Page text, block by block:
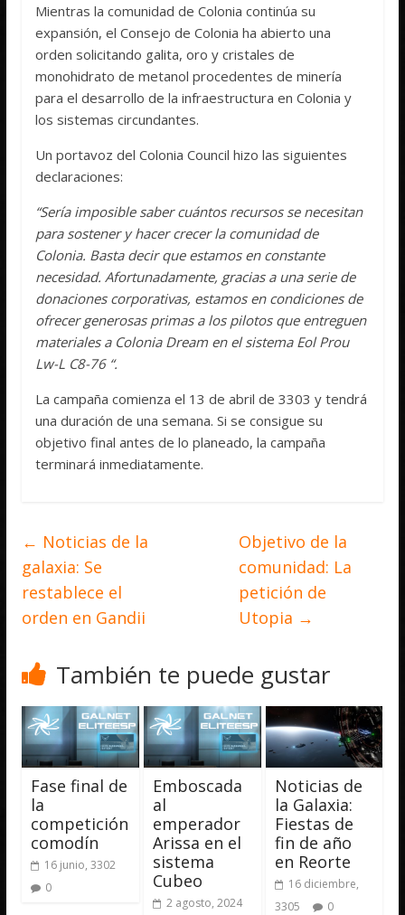
Mientras la comunidad de Colonia continúa su
expansión, el Consejo de Colonia ha abierto una
orden solicitando galita, oro y cristales de
monohidrato de metanol procedentes de minería
para el desarrollo de la infraestructura en Colonia y
los sistemas circundantes.
Un portavoz del Colonia Council hizo las siguientes
declaraciones:
“Sería imposible saber cuántos recursos se necesitan
para sostener y hacer crecer la comunidad de
Colonia. Basta decir que estamos en constante
necesidad. Afortunadamente, gracias a una serie de
donaciones corporativas, estamos en condiciones de
ofrecer generosas primas a los pilotos que entreguen
materiales a Colonia Dream en el sistema Eol Prou​​
Lw-L C8-76 “.
La campaña comienza el 13 de abril de 3303 y tendrá
una duración de una semana. Si se consigue su
objetivo final antes de lo planeado, la campaña
terminará inmediatamente.
← Noticias de la
galaxia: Se
restablece el
orden en Gandii
Objetivo de la
comunidad: La
petición de
Utopia →
También te puede gustar
Fase final de
la
competición
comodín
16 junio, 3302
0
Emboscada
al
emperador
Arissa en el
sistema
Cubeo
2 agosto, 2024
Noticias de
la Galaxia:
Fiestas de
fin de año
en Reorte
16 diciembre,
3305
0